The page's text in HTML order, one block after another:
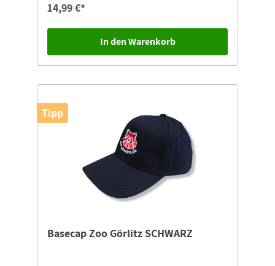
bedruckt mit unserem Logo + Schriftzug "zoo-
Naturschutz-Tierpark Görlitz Label!
14,99 €*
In den Warenkorb
Tipp
Basecap Zoo Görlitz SCHWARZ